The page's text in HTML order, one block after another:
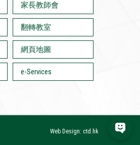
家長教師會
翻轉教室
網頁地圖
e-Services
Web Design: ctd.hk